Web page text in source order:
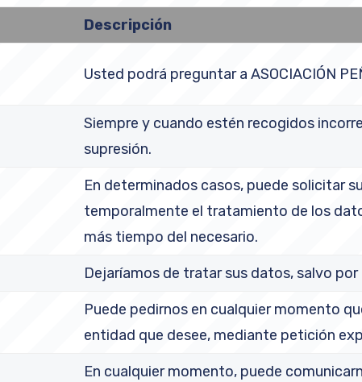
Descripción
Usted podrá preguntar a ASOCIACIÓN
Siempre y cuando estén recogidos
supresión.
En determinados casos, puede solicitar
temporalmente el tratamiento de los
más tiempo del necesario.
Dejaríamos de tratar sus datos, salvo
Puede pedirnos en cualquier momento
entidad que desee, mediante petición
En cualquier momento, puede